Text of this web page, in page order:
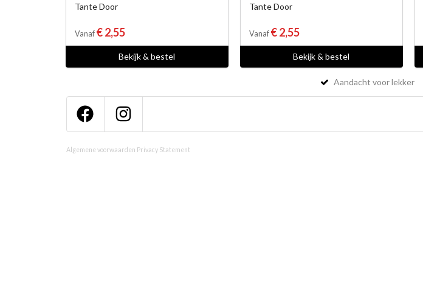
Tante Door
Vanaf € 2,55
Bekijk & bestel
Tante Door
Vanaf € 2,55
Bekijk & bestel
Aandacht voor lekker
Algemene voorwaarden Privacy Statement